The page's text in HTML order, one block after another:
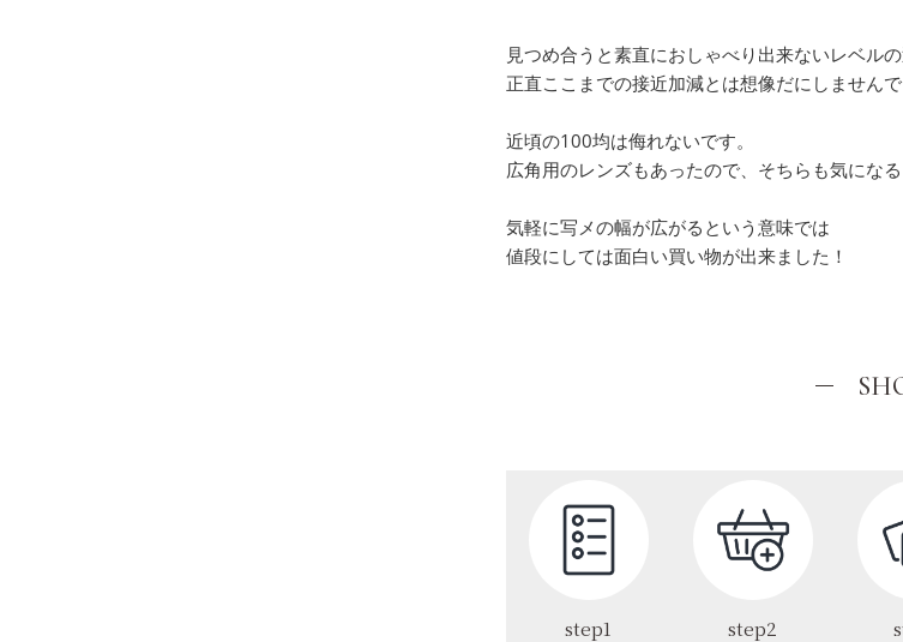
見つめ合うと素直におしゃべり出来ないレベルの
正直ここまでの接近加減とは想像だにしませんで
近頃の100均は侮れないです。
広角用のレンズもあったので、そちらも気になる
気軽に写メの幅が広がるという意味では
値段にしては面白い買い物が出来ました！
step1 step2